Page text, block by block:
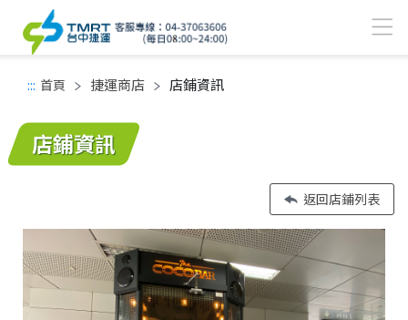
::: 中間主要內容區
首頁 捷運商店 店鋪資訊
店鋪資訊
返回店鋪列表